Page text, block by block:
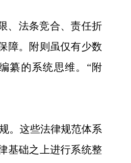
、法条竞合、责任折
障。附则虽仅有少数
纂的系统思维。“附
。这些法律规范体系
基础之上进行系统整